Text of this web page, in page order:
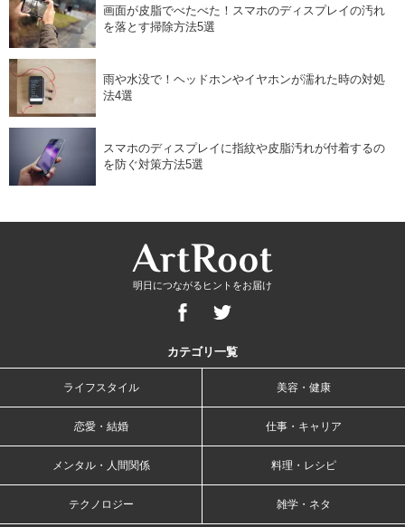
画面が皮脂でべたべた！スマホのディスプレイの汚れ
を落とす掃除方法5選
雨や水没で！ヘッドホンやイヤホンが濡れた時の対処
法4選
スマホのディスプレイに指紋や皮脂汚れが付着するの
を防ぐ対策方法5選
明日につながるヒントをお届け
カテゴリ一覧
ライフスタイル 美容・健康
恋愛・結婚 仕事・キャリア
メンタル・人間関係 料理・レシピ
テクノロジー 雑学・ネタ